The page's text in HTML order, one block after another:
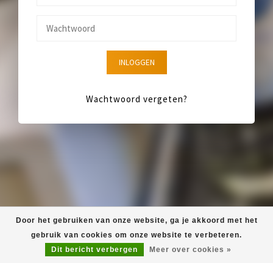
INLOGGEN
Wachtwoord vergeten?
Door het gebruiken van onze website, ga je akkoord met het
gebruik van cookies om onze website te verbeteren.
Dit bericht verbergen
Meer over cookies »